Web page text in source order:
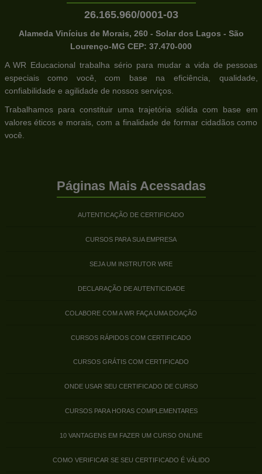
26.165.960/0001-03
Alameda Vinícius de Morais, 260 - Solar dos Lagos - São
Lourenço-MG CEP: 37.470-000
A WR Educacional trabalha sério para mudar a vida de pessoas
especiais como você, com base na eficiência, qualidade,
confiabilidade e agilidade de nossos serviços.
Trabalhamos para constituir uma trajetória sólida com base em
valores éticos e morais, com a finalidade de formar cidadãos como
você.
Páginas Mais Acessadas
AUTENTICAÇÃO DE CERTIFICADO
CURSOS PARA SUA EMPRESA
SEJA UM INSTRUTOR WRE
DECLARAÇÃO DE AUTENTICIDADE
COLABORE COM A WR FAÇA UMA DOAÇÃO
CURSOS RÁPIDOS COM CERTIFICADO
CURSOS GRÁTIS COM CERTIFICADO
ONDE USAR SEU CERTIFICADO DE CURSO
CURSOS PARA HORAS COMPLEMENTARES
10 VANTAGENS EM FAZER UM CURSO ONLINE
COMO VERIFICAR SE SEU CERTIFICADO É VÁLIDO